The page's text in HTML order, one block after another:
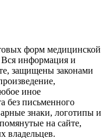
форм медицинской
информация и
защищены законами
иное
без письменного
знаки, логотипы и
на сайте,
владельцев.